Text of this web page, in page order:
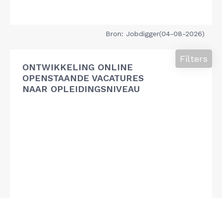
Bron: Jobdigger(04-08-2026)
ONTWIKKELING ONLINE
OPENSTAANDE VACATURES
NAAR OPLEIDINGSNIVEAU
Filters